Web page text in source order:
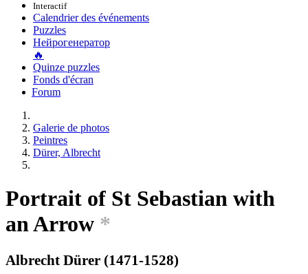
Interactif
Calendrier des événements
Puzzles
Нейрогенератор
🔥
Quinze puzzles
Fonds d'écran
Forum
Galerie de photos
Peintres
Dürer, Albrecht
Portrait of St Sebastian with
an Arrow *
Albrecht Dürer (1471-1528)